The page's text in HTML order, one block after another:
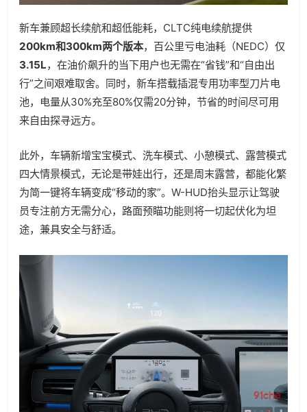
新车兼顾超长续航和超低能耗，CLTC纯电续航提供
200km和300km两个版本，百公里亏电油耗（NEDC）仅
3.15L，在油价飙升的当下用户也无需在“省钱”和“自由出
行”之间艰难取舍。同时，新车搭载插混专用功率型刀片电
池，电量从30%充至80%仅需20分钟，节省的时间尽可用
来自由探寻远方。
此外，车辆新增宝宝模式、洗车模式、小憩模式、露营模式
四大情景模式，无论是带娃出行，还是周末露营，都能化繁
为简一键将车辆变成“移动的家”。W-HUD抬头显示让驾驶
员专注前方无需分心，路面预瞄功能则将一切起伏化为坦
途，兼具安全与舒适。